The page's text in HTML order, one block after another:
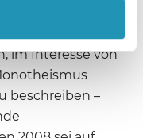
im Interesse von
beschreiben –